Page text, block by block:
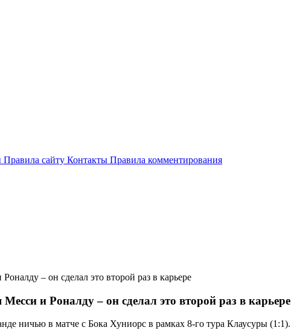
Правила сайту Контакты Правила комментирования
– он сделал это второй раз в карьере
и Роналду – он сделал это второй раз в карьере
ничью в матче с Бока Хуниорс в рамках 8-го тура Клаусуры (1:1).